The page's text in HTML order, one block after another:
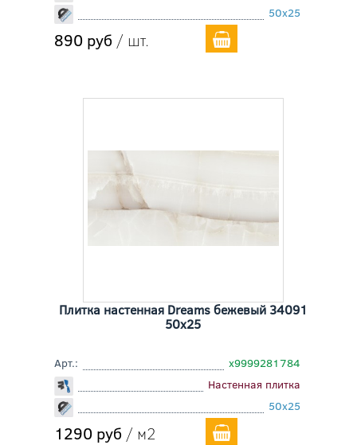
50x25
890 руб / шт.
Плитка настенная Dreams бежевый 34091
50x25
Арт.:
х9999281784
Настенная плитка
50x25
1290 руб / м2